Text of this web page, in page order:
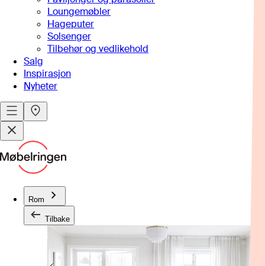
Loungemøbler
Hageputer
Solsenger
Tilbehør og vedlikehold
Salg
Inspirasjon
Nyheter
Rom
Tilbake